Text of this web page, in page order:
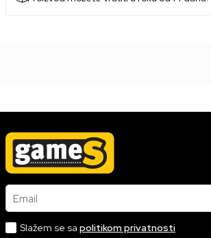
Email
Slažem se sa politikom privatnosti